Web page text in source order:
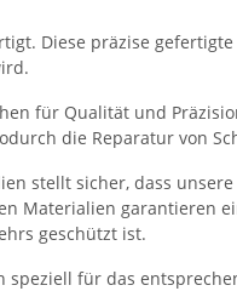
Diese präzise
für Qualität und
die Reparatur von
stellt sicher, dass
Materialien garantieren
geschützt ist.
für das